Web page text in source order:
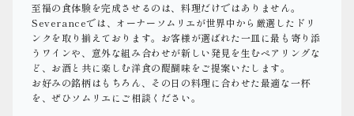
至福の食体験を完成させるのは、料理だけではありません。
Severanceでは、オーナーソムリエが世界中から厳選したドリ
ンクを取り揃えております。お客様が選ばれた一皿に最も寄り添
うワインや、意外な組み合わせが新しい発見を生むペアリングな
ど、お酒と共に楽しむ洋食の醍醐味をご提案いたします。
お好みの銘柄はもちろん、その日の料理に合わせた最適な一杯
を、ぜひソムリエにご相談ください。